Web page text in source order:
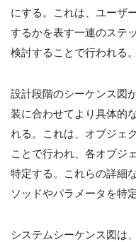
にする。これは、ユーザ
するかを表す一連のステ
検討することで行われる。
設計段階のシーケンス図
装に合わせてより具体的
れる。これは、オブジェ
ことで行われ、各オブジ
特定する。これらの詳細
ソッドやパラメータを特
システムシーケンス図は